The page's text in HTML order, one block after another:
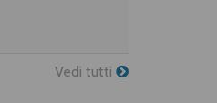
Vedi tutti